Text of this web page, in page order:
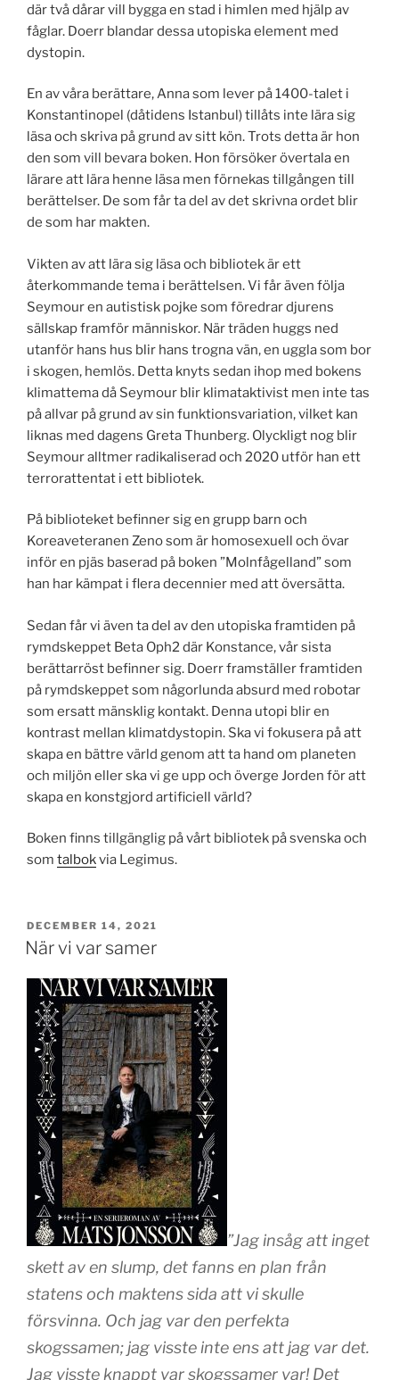
där två dårar vill bygga en stad i himlen med hjälp av
fåglar. Doerr blandar dessa utopiska element med
dystopin.
En av våra berättare, Anna som lever på 1400-talet i
Konstantinopel (dåtidens Istanbul) tillåts inte lära sig
läsa och skriva på grund av sitt kön. Trots detta är hon
den som vill bevara boken. Hon försöker övertala en
lärare att lära henne läsa men förnekas tillgången till
berättelser. De som får ta del av det skrivna ordet blir
de som har makten.
Vikten av att lära sig läsa och bibliotek är ett
återkommande tema i berättelsen. Vi får även följa
Seymour en autistisk pojke som föredrar djurens
sällskap framför människor. När träden huggs ned
utanför hans hus blir hans trogna vän, en uggla som bor
i skogen, hemlös. Detta knyts sedan ihop med bokens
klimattema då Seymour blir klimataktivist men inte tas
på allvar på grund av sin funktionsvariation, vilket kan
liknas med dagens Greta Thunberg. Olyckligt nog blir
Seymour alltmer radikaliserad och 2020 utför han ett
terrorattentat i ett bibliotek.
På biblioteket befinner sig en grupp barn och
Koreaveteranen Zeno som är homosexuell och övar
inför en pjäs baserad på boken ”Molnfågelland” som
han har kämpat i flera decennier med att översätta.
Sedan får vi även ta del av den utopiska framtiden på
rymdskeppet Beta Oph2 där Konstance, vår sista
berättarröst befinner sig. Doerr framställer framtiden
på rymdskeppet som någorlunda absurd med robotar
som ersatt mänsklig kontakt. Denna utopi blir en
kontrast mellan klimatdystopin. Ska vi fokusera på att
skapa en bättre värld genom att ta hand om planeten
och miljön eller ska vi ge upp och överge Jorden för att
skapa en konstgjord artificiell värld?
Boken finns tillgänglig på vårt bibliotek på svenska och
som talbokvia Legimus.
PUBLICERAT
DECEMBER 14, 2021
När vi var samer
”Jag insåg att inget
skett av en slump, det fanns en plan från
statens och maktens sida att vi skulle
försvinna. Och jag var den perfekta
skogssamen; jag visste inte ens att jag var det.
Jag visste knappt var skogssamer var! Det